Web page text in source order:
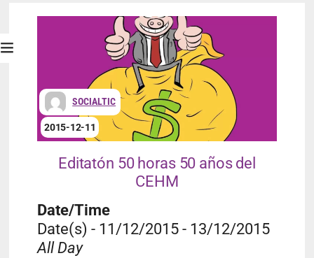
SOCIALTIC
2015-12-11
Editatón 50 horas 50 años del
CEHM
Date/Time
Date(s) - 11/12/2015 - 13/12/2015
All Day